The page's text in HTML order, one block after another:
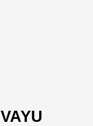
VAYU